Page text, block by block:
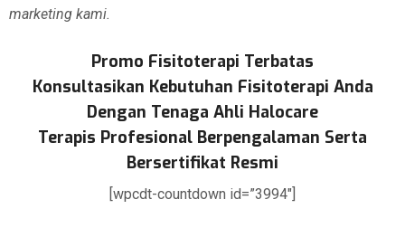
marketing kami.
Promo Fisitoterapi Terbatas
Konsultasikan Kebutuhan Fisitoterapi Anda
Dengan Tenaga Ahli Halocare
Terapis Profesional Berpengalaman Serta
Bersertifikat Resmi
[wpcdt-countdown id=”3994″]